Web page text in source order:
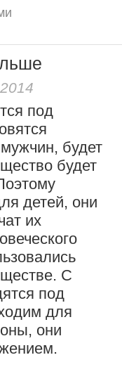
более
2008
Наду,
2008
2: Хвала
под
будет
будет
детей, они
их
С
под
для
они
данные
к Господу
2026
| Лекции
|RuTube
версий